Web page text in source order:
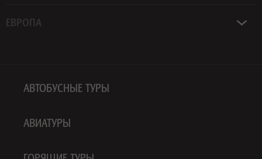
ЕВРОПА
АВТОБУСНЫЕ ТУРЫ
АВИАТУРЫ